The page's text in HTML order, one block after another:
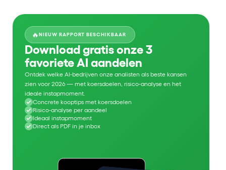
🔥NIEUW RAPPORT BESCHIKBAAR
Download gratis onze 3
favoriete AI aandelen
Ontdek welke AI-bedrijven onze analisten als beste kansen
zien voor 2026 — met koersdoelen, risico-analyse en het
ideale instapmoment.
Concrete kooptips met koersdoelen
Risico-analyse per aandeel
Ideaal instapmoment
Direct als PDF in je inbox